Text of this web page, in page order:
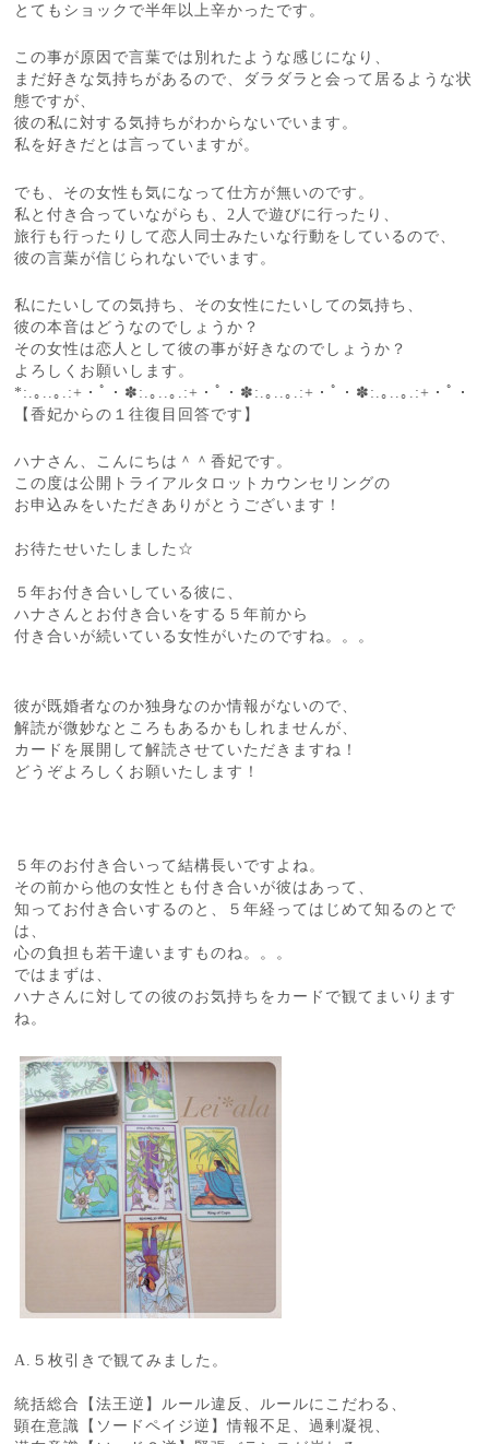
とてもショックで半年以上辛かったです。
この事が原因で言葉では別れたような感じになり、
まだ好きな気持ちがあるので、ダラダラと会って居るような状
態ですが、
彼の私に対する気持ちがわからないでいます。
私を好きだとは言っていますが。
でも、その女性も気になって仕方が無いのです。
私と付き合っていながらも、2人で遊びに行ったり、
旅行も行ったりして恋人同士みたいな行動をしているので、
彼の言葉が信じられないでいます。
私にたいしての気持ち、その女性にたいしての気持ち、
彼の本音はどうなのでしょうか？
その女性は恋人として彼の事が好きなのでしょうか？
よろしくお願いします。
*:.｡..｡.:+・ﾟ・✽:.｡..｡.:+・ﾟ・✽:.｡..｡.:+・ﾟ・✽:.｡..｡.:+・ﾟ・
【香妃からの１往復目回答です】
ハナさん、こんにちは＾＾香妃です。
この度は公開トライアルタロットカウンセリングの
お申込みをいただきありがとうございます！
お待たせいたしました☆
５年お付き合いしている彼に、
ハナさんとお付き合いをする５年前から
付き合いが続いている女性がいたのですね。。。
彼が既婚者なのか独身なのか情報がないので、
解読が微妙なところもあるかもしれませんが、
カードを展開して解読させていただきますね！
どうぞよろしくお願いたします！
５年のお付き合いって結構長いですよね。
その前から他の女性とも付き合いが彼はあって、
知ってお付き合いするのと、５年経ってはじめて知るのとで
は、
心の負担も若干違いますものね。。。
ではまずは、
ハナさんに対しての彼のお気持ちをカードで観てまいります
ね。
A.５枚引きで観てみました。
統括総合【法王逆】ルール違反、ルールにこだわる、
顕在意識【ソードペイジ逆】情報不足、過剰凝視、